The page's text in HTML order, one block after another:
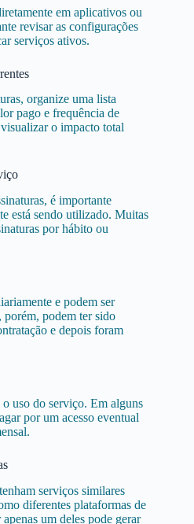
em aplicativos ou
revisar as configurações
serviços ativos.
organize uma lista
pago e frequência de
o impacto total
é importante
está sendo utilizado. Muitas
por hábito ou
e podem ser
porém, podem ter sido
e depois foram
uso do serviço. Em alguns
por um acesso eventual
serviços similares
diferentes plataformas de
um deles pode gerar